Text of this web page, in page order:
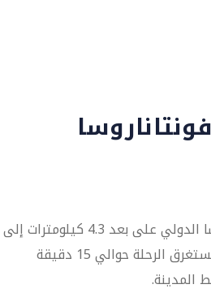
يقع مطار كاتانيا-فونتاناروسا الدولي على بعد 4.3 كيلومترات إلى
جنوب غرب مدينة كاتانيا. وتستغرق الرحلة حوالي 15 دقيقة
المدينة.